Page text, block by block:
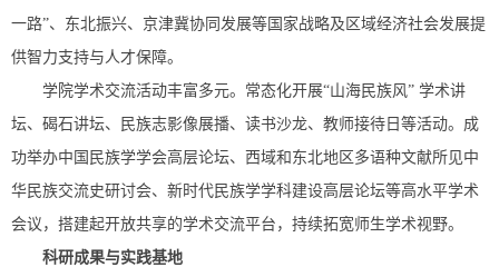
一路”、东北振兴、京津冀协同发展等国家战略及区域经济社会发展提
供智力支持与人才保障。
学院学术交流活动丰富多元。常态化开展“山海民族风” 学术讲
坛、碣石讲坛、民族志影像展播、读书沙龙、教师接待日等活动。成
功举办中国民族学学会高层论坛、西域和东北地区多语种文献所见中
华民族交流史研讨会、新时代民族学学科建设高层论坛等高水平学术
会议，搭建起开放共享的学术交流平台，持续拓宽师生学术视野。
科研成果与实践基地